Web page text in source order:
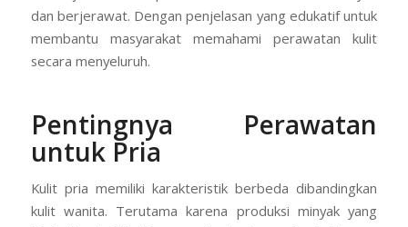
dan berjerawat. Dengan penjelasan yang edukatif untuk
membantu masyarakat memahami perawatan kulit
secara menyeluruh.
Pentingnya Perawatan
untuk Pria
Kulit pria memiliki karakteristik berbeda dibandingkan
kulit wanita. Terutama karena produksi minyak yang